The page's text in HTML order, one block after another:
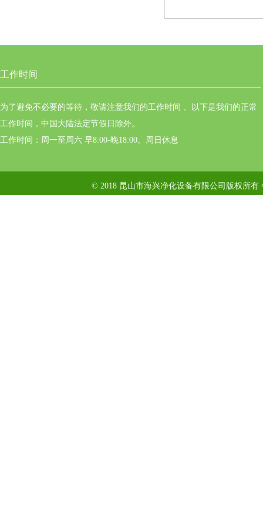
工作时间
为了避免不必要的等待，敬请注意我们的工作时间 。以下是我们的正常
工作时间，中国大陆法定节假日除外。
工作时间：周一至周六 早8:00-晚18:00。周日休息
© 2018 昆山市海兴净化设备有限公司版权所有